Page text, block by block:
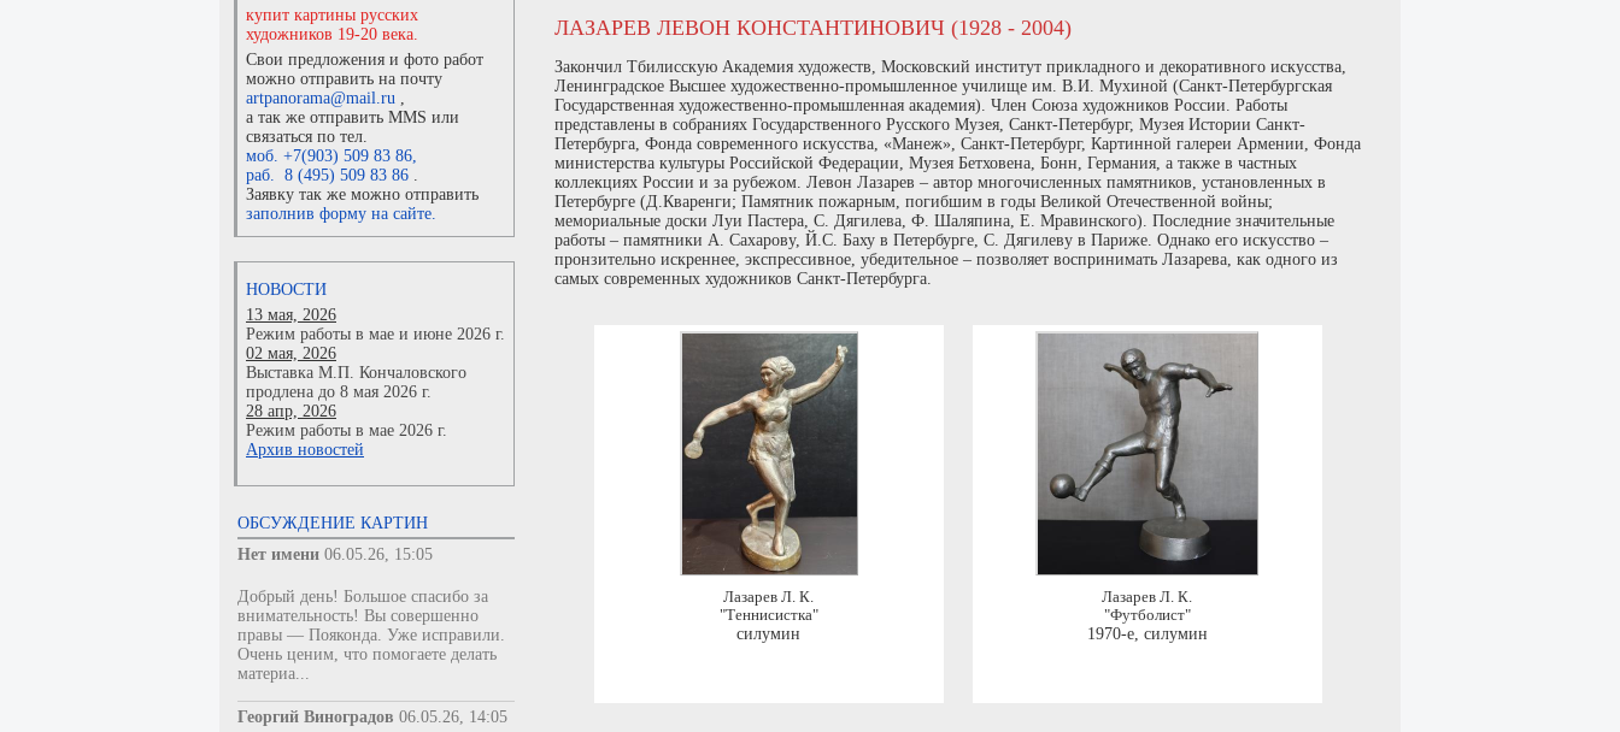
купит картины русских
художников 19-20 века.
Свои предложения и фото работ
можно отправить на почту
artpanorama@mail.ru ,
а так же отправить MMS или
связаться по тел.
моб. +7(903) 509 83 86,
раб. 8 (495) 509 83 86 .
Заявку так же можно отправить
заполнив форму на сайте.
НОВОСТИ
13 мая, 2026
Режим работы в мае и июне 2026 г.
02 мая, 2026
Выставка М.П. Кончаловского
продлена до 8 мая 2026 г.
28 апр, 2026
Режим работы в мае 2026 г.
Архив новостей
ОБСУЖДЕНИЕ КАРТИН
Нет имени 06.05.26, 15:05
Добрый день! Большое спасибо за
внимательность! Вы совершенно
правы — Пояконда. Уже исправили.
Очень ценим, что помогаете делать
материа...
Георгий Виноградов 06.05.26, 14:05
ЛАЗАРЕВ ЛЕВОН КОНСТАНТИНОВИЧ (1928 - 2004)
Закончил Тбилисскую Академия художеств, Московский институт прикладного и декоративного искусства,
Ленинградское Высшее художественно-промышленное училище им. В.И. Мухиной (Санкт-Петербургская
Государственная художественно-промышленная академия). Член Союза художников России. Работы
представлены в собраниях Государственного Русского Музея, Санкт-Петербург, Музея Истории Санкт-
Петербурга, Фонда современного искусства, «Манеж», Санкт-Петербург, Картинной галереи Армении, Фонда
министерства культуры Российской Федерации, Музея Бетховена, Бонн, Германия, а также в частных
коллекциях России и за рубежом. Левон Лазарев – автор многочисленных памятников, установленных в
Петербурге (Д.Кваренги; Памятник пожарным, погибшим в годы Великой Отечественной войны;
мемориальные доски Луи Пастера, С. Дягилева, Ф. Шаляпина, Е. Мравинского). Последние значительные
работы – памятники А. Сахарову, Й.C. Баху в Петербурге, С. Дягилеву в Париже. Однако его искусство –
пронзительно искреннее, экспрессивное, убедительное – позволяет воспринимать Лазарева, как одного из
самых современных художников Санкт-Петербурга.
Лазарев Л. К.
"Теннисистка"
силумин
Лазарев Л. К.
"Футболист"
1970-е, силумин